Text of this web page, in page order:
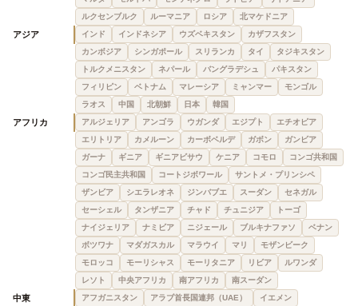
ルクセンブルク
ルーマニア ロシア 北マケドニア
アジア インド インドネシア ウズベキスタン
カザフスタン
カンボジア
シンガポール スリランカ タイ
タジキスタン
トルクメニスタン
ネパール バングラデシュ
パキスタン
フィリピン
ベトナム マレーシア ミャンマー
モンゴル
ラオス
中国 北朝鮮 日本 韓国
アフリカ アルジェリア アンゴラ ウガンダ エジプト
エチオピア
エリトリア
カメルーン カーボベルデ ガボン
ガンビア
ガーナ
ギニア ギニアビサウ ケニア コモロ
コンゴ共和国
コンゴ民主共和国
コートジボワール
サントメ・プリンシペ
ザンビア
シエラレオネ ジンバブエ スーダン
セネガル
セーシェル
タンザニア チャド チュニジア
トーゴ
ナイジェリア
ナミビア ニジェール ブルキナファソ
ベナン
ボツワナ
マダガスカル マラウイ マリ
モザンビーク
モロッコ
モーリシャス モーリタニア リビア
ルワンダ
レソト
中央アフリカ 南アフリカ 南スーダン
中東 アフガニスタン アラブ首長国連邦（UAE） イエメン